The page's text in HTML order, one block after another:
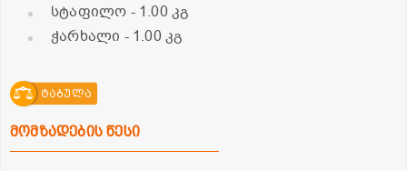
სტაფილო - 1.00 კგ
ჭარხალი - 1.00 კგ
ტაბულა
მომზადების წესი